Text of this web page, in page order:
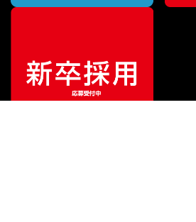
販売価格¥6,600（税込）